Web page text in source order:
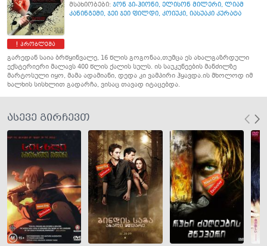
პრობლემა
მსახიობები: ჯონ ჯი-ჰიონი, ელისონ მილერი, ლიამ
კანინგემი, ჯეი ჯეი ფილდი, კოიუკი, იასუაკი კურატა
გარედან საია ბრწყინვალე, 16 წლის გოგონაა,თუმცა ეს ახალგაზრდული
ექსტერიერი მალავს 400 წლის ქალის სულს. ის საუკუნეების მანძილზე
მარტოსული იყო, მამა ადამიანი, დედა კი ვამპირი ჰყავდა.ის მხოლოდ იმ
ხალხის სისხლით გადარჩა, ვისაც თავად იტაცებდა.
ასევე გირჩევთ